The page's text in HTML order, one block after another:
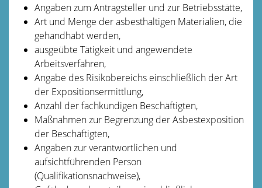
Angaben zum Antragsteller und zur Betriebsstätte,
Art und Menge der asbesthaltigen Materialien, die
gehandhabt werden,
ausgeübte Tätigkeit und angewendete
Arbeitsverfahren,
Angabe des Risikobereichs einschließlich der Art
der Expositionsermittlung,
Anzahl der fachkundigen Beschäftigten,
Maßnahmen zur Begrenzung der Asbestexposition
der Beschäftigten,
Angaben zur verantwortlichen und
aufsichtführenden Person
(Qualifikationsnachweise),